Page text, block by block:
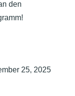
den
25, 2025